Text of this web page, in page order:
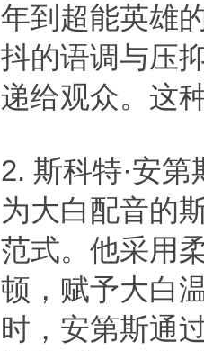
年到超能英雄
抖的语调与压
递给观众。这
2. 斯科特·安
为大白配音的
范式。他采用
顿，赋予大白
时，安第斯通